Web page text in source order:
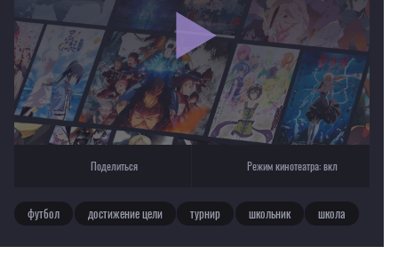
Для просмотра некоторых аниме необходимо установить VPN
Текущее воспроизведение：Свисток!
Поделиться Режим кинотеатра:вкл
футбол достижение цели турнир школьник школа